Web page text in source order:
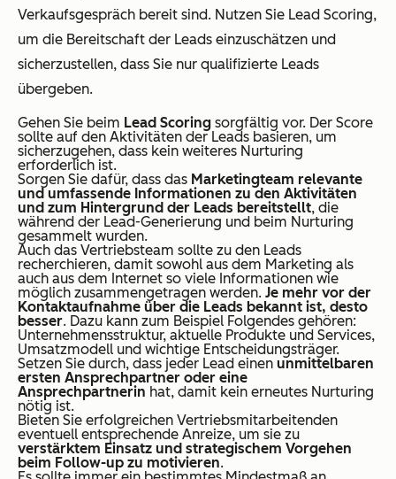
Verkaufsgespräch bereit sind. Nutzen Sie Lead Scoring,
um die Bereitschaft der Leads einzuschätzen und
sicherzustellen, dass Sie nur qualifizierte Leads
übergeben.
Gehen Sie beim Lead Scoring sorgfältig vor. Der Score
sollte auf den Aktivitäten der Leads basieren, um
sicherzugehen, dass kein weiteres Nurturing
erforderlich ist.
Sorgen Sie dafür, dass das Marketingteam relevante
und umfassende Informationen zu den Aktivitäten
und zum Hintergrund der Leads bereitstellt, die
während der Lead-Generierung und beim Nurturing
gesammelt wurden.
Auch das Vertriebsteam sollte zu den Leads
recherchieren, damit sowohl aus dem Marketing als
auch aus dem Internet so viele Informationen wie
möglich zusammengetragen werden. Je mehr vor der
Kontaktaufnahme über die Leads bekannt ist, desto
besser. Dazu kann zum Beispiel Folgendes gehören:
Unternehmensstruktur, aktuelle Produkte und Services,
Umsatzmodell und wichtige Entscheidungsträger.
Setzen Sie durch, dass jeder Lead einen unmittelbaren
ersten Ansprechpartner oder eine
Ansprechpartnerin hat, damit kein erneutes Nurturing
nötig ist.
Bieten Sie erfolgreichen Vertriebsmitarbeitenden
eventuell entsprechende Anreize, um sie zu
verstärktem Einsatz und strategischem Vorgehen
beim Follow-up zu motivieren.